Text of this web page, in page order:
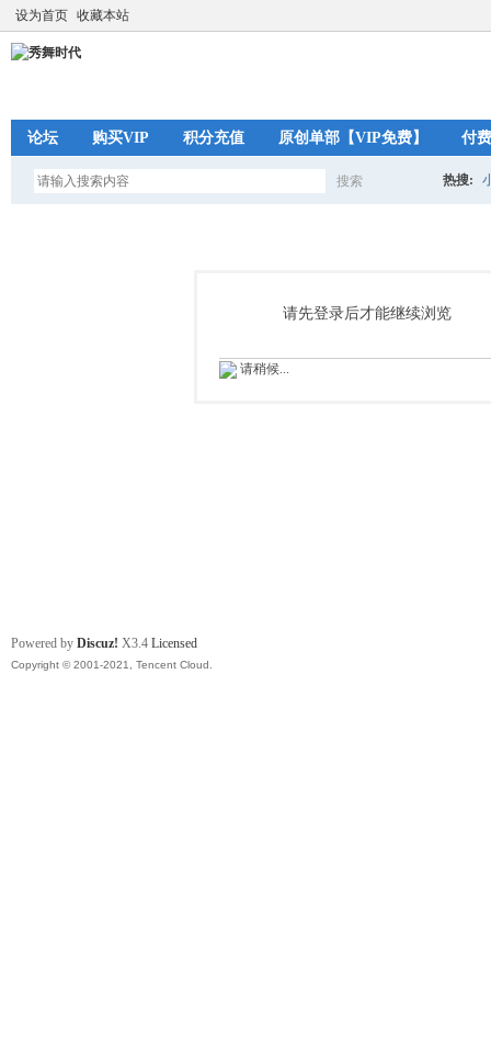
设为首页 收藏本站
论坛 购买VIP 积分充值 原创单部【VIP免费】 付
搜索
索
热搜:
请先登录后才能继续浏览
请稍候...
Powered by Discuz! X3.4 Licensed
Copyright © 2001-2021, Tencent Cloud.